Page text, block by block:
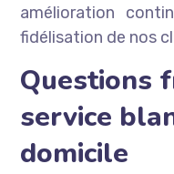
amélioration
fidélisation de nos
Questions
service
domicile